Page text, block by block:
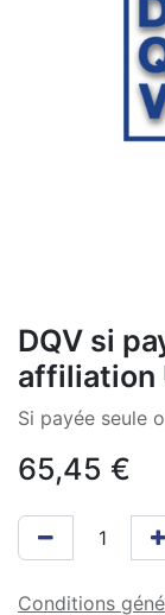
DQV si
affiliation
Si payée seule
65,45 €
Conditions